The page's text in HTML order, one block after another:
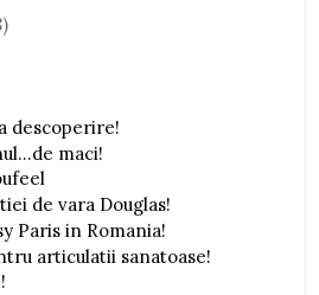
descoperire!
maci!
de vara Douglas!
Paris in Romania!
articulatii sanatoase!